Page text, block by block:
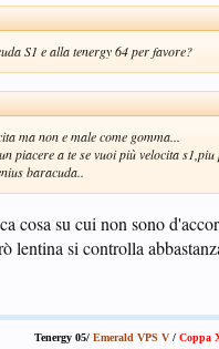
S1 e alla tenergy 64 per favore?
ma non e male come gomma...
piacere a te se vuoi più velocita
baracuda..
cosa su cui non sono
lentina si controlla
Tenergy 05/ Emerald VPS V / Coppa